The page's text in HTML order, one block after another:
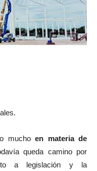
muchoen materia de
queda camino por
a legislación y la